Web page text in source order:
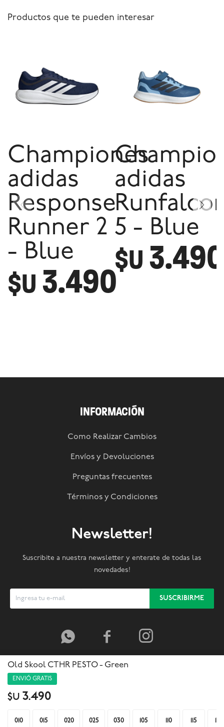
Old Skool CTHR PESTO - Green
ENVIÓ GRATIS
$U 3.490
010 015 020 025 030 105 110 115
Productos que te pueden interesar
Championes
adidas
Response
Runner 2
- Blue
$U 3.490
adidas
5 - Blue
$U 3.490
INFORMACIÓN
Como Realizar Cambios
Envíos y Devoluciones
Preguntas frecuentes
Términos y Condiciones
Newsletter!
Suscribite a nuestra newsletter y enterate de todas las
novedades!
SUSCRIBIRME
  